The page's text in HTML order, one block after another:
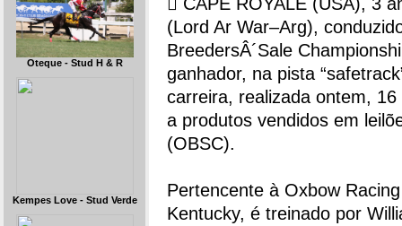
Oteque - Stud H & R
Kempes Love - Stud Verde
(Lord Ar War–Arg),
BreedersÂ´Sale
ganhador, na pista
carreira, realizada ontem,
a produtos vendidos em
(OBSC).
Pertencente à Oxbow
Kentucky, é treinado por